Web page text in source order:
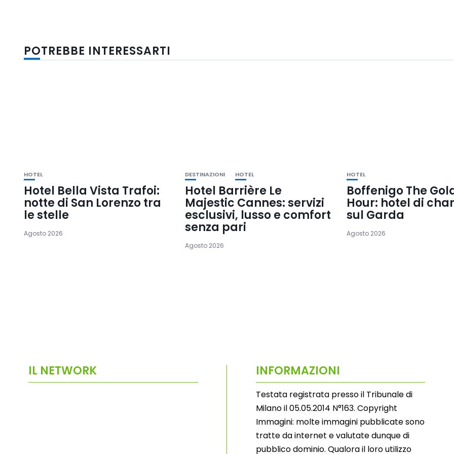
POTREBBE INTERESSARTI
HOTEL
Hotel Bella Vista Trafoi:
notte di San Lorenzo tra
le stelle
Agosto 2026
DESTINAZIONI HOTEL
Hotel Barrière Le
Majestic Cannes: servizi
esclusivi, lusso e comfort
senza pari
Agosto 2026
HOTEL
Boffenigo The
Hour: hotel di
sul Garda
Agosto 2026
IL NETWORK INFORMAZIONI
Testata registrata presso il Tribunale di
Milano il 05.05.2014 N°163. Copyright
Immagini: molte immagini pubblicate sono
tratte da internet e valutate dunque di
pubblico dominio. Qualora il loro utilizzo